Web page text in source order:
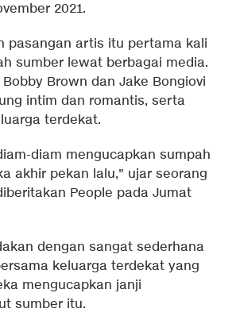
2021.
pasangan artis itu pertama kali
sumber lewat berbagai media.
Brown dan Jake Bongiovi
intim dan romantis, serta
terdekat.
diam mengucapkan sumpah
akhir pekan lalu," ujar seorang
People pada Jumat
dengan sangat sederhana
keluarga terdekat yang
mengucapkan janji
sumber itu.